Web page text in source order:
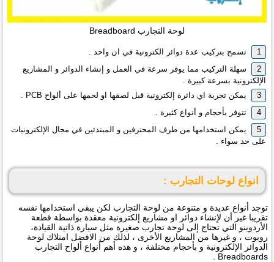
لوحة التجارب Breadboard
تسمح بتركيب عدة دوائر الكترونية في ان واحد .
سهلة التركيب مما يوفر سرعة في العمل و إنشاء الدوائر و المشاريع
الإلكترونية بسرعة كبيرة .
يمكن تجربة اي دائرة إلكترونية قبل لصقها او لحمها على ألواح PCB .
تتوفر بأحجام و أنواع كثيرة .
يمكن استخدامها من طرف المحترفين و المبتدئين في مجال الإلكترونيات
على حد سواء .
انواع لوحات التجارب :
توجد أنواع عديدة و متنوعة من لوحة التجارب لكن يبقى استخدامها نفسه
تقريبا غير أن لإنشاء دوائر او مشاريع إلكترونية معقدة بواسطة قطعة
الأردوينو التي تحتاج إلى لوحة تجارب صغيرة مثل سيارة ذاتية القيادة،
روبوت ، و غيرها من المشاريع الأخرى ، لذلك من الافضل امتلاك لوحة
الدوائر الإلكترونية و بأحجام مختلفة ، و هذه أهم أنواع ألواح التجارب
Breadboards .